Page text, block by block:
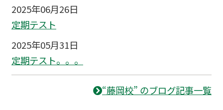
2025年06月26日
定期テスト
2025年05月31日
定期テスト。。。
“藤岡校” のブログ記事一覧